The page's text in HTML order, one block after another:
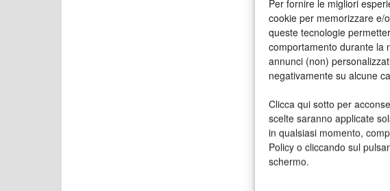
Per fornire le migliori
cookie per memorizzare e/
queste tecnologie
comportamento durante la
annunci (non)
negativamente su alcune
Clicca qui sotto per
scelte saranno applicate
in qualsiasi momento,
Policy o cliccando sul
schermo.